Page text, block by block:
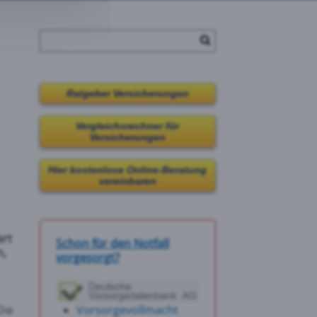
Ratgeber Versicherungen
Vergleichsrechner für
Versicherungen
Hier kostenlose Online-Beratung
vereinbaren
Schon für den Notfall
vorgesorgt?
Vorsorgevollmacht